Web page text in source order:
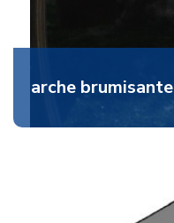
arche brumisante